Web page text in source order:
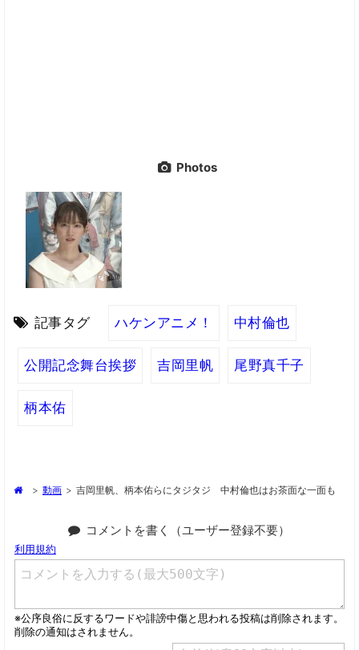
Photos
記事タグ ハケンアニメ！ 中村倫也
公開記念舞台挨拶 吉岡里帆 尾野真千子
柄本佑
> 動画 > 吉岡里帆、柄本佑らにタジタジ 中村倫也はお茶面な一面も
コメントを書く（ユーザー登録不要）